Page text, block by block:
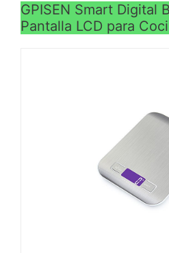
GPISEN Smart Digital
Pantalla LCD para